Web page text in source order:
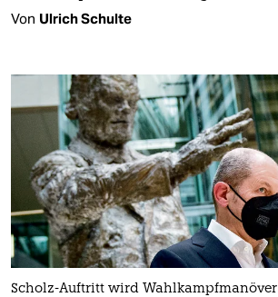
Von Ulrich Schulte
Scholz-Auftritt wird Wahlkampfmanöver